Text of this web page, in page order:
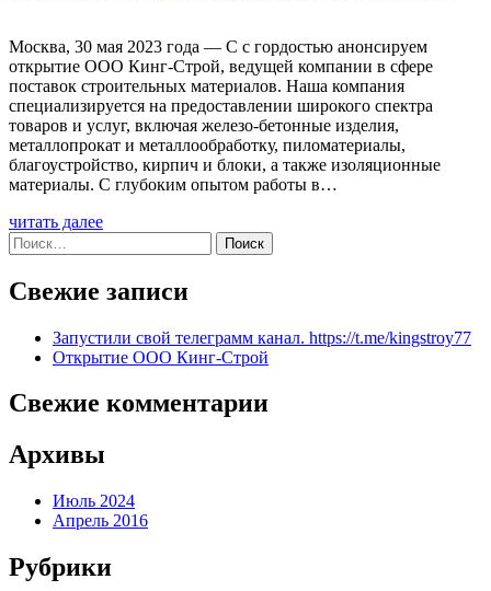
Москва, 30 мая 2023 года — С с гордостью анонсируем
открытие ООО Кинг-Строй, ведущей компании в сфере
поставок строительных материалов. Наша компания
специализируется на предоставлении широкого спектра
товаров и услуг, включая железо-бетонные изделия,
металлопрокат и металлообработку, пиломатериалы,
благоустройство, кирпич и блоки, а также изоляционные
материалы. С глубоким опытом работы в…
читать далее
Найти:
Свежие записи
Запустили свой телеграмм канал. https://t.me/kingstroy77
Открытие ООО Кинг-Строй
Свежие комментарии
Архивы
Июль 2024
Апрель 2016
Рубрики